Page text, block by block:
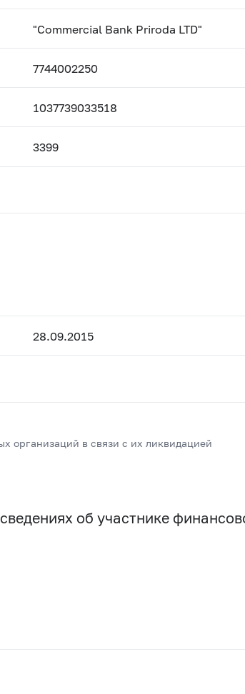
"Commercial Bank Priroda LTD"
7744002250
1037739033518
3399
28.09.2015
организаций в связи с их ликвидацией
об участнике